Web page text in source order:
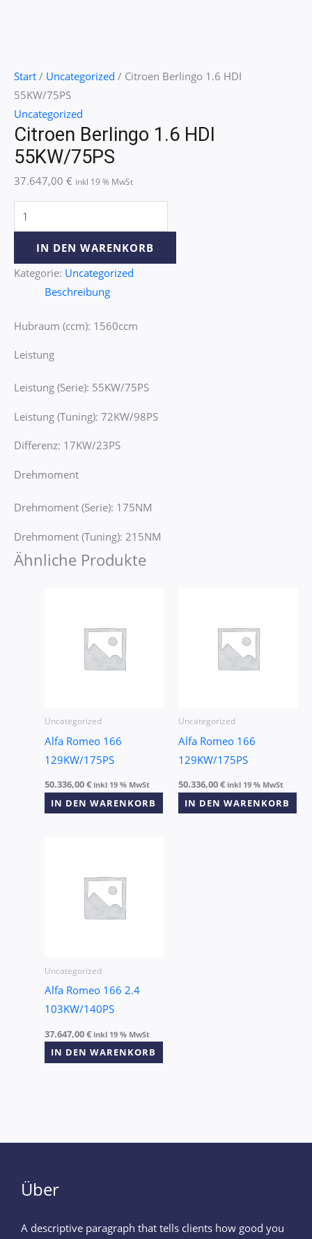
Start / Uncategorized / Citroen Berlingo 1.6 HDI
55KW/75PS
Uncategorized
Citroen Berlingo 1.6 HDI
55KW/75PS
37.647,00 € inkl 19 % MwSt
IN DEN WARENKORB
Kategorie: Uncategorized
Beschreibung
Hubraum (ccm): 1560ccm
Leistung
Leistung (Serie): 55KW/75PS
Leistung (Tuning): 72KW/98PS
Differenz: 17KW/23PS
Drehmoment
Drehmoment (Serie): 175NM
Drehmoment (Tuning): 215NM
Ähnliche Produkte
Uncategorized
Alfa Romeo 166
129KW/175PS
50.336,00€ inkl 19 % MwSt
IN DEN WARENKORB
Uncategorized
Alfa Romeo 166
129KW/175PS
50.336,00€ inkl 19 % MwSt
IN DEN WARENKORB
Uncategorized
Alfa Romeo 166 2.4
103KW/140PS
37.647,00€ inkl 19 % MwSt
IN DEN WARENKORB
Über
A descriptive paragraph that tells clients how good you